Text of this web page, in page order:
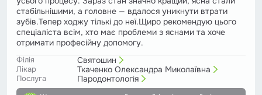
стабільнішими, а головне — вдалося уникнути втрати
зубів.Тепер ходжу тількі до неї.Щиро рекомендую цього
спеціаліста всім, хто має проблеми з яснами та хоче
отримати професійну допомогу.
Філія Святошин
Лікар Ткаченко Олександра Миколаївна
Послуга Пародонтологія